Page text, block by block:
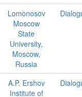
Lomonosov
Moscow
State
University,
Moscow,
Russia
A.P. Ershov
Institute of